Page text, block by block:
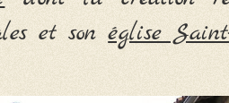
et sonéglise